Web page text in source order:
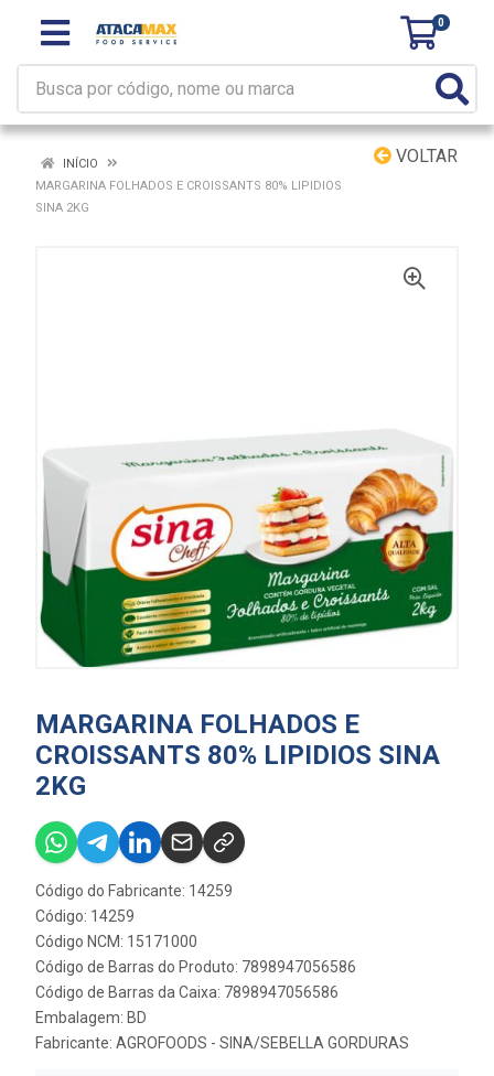
0
VOLTAR
INÍCIO
MARGARINA FOLHADOS E CROISSANTS 80% LIPIDIOS
SINA 2KG
MARGARINA FOLHADOS E
CROISSANTS 80% LIPIDIOS SINA
2KG
Código do Fabricante: 14259
Código: 14259
Código NCM: 15171000
Código de Barras do Produto: 7898947056586
Código de Barras da Caixa: 7898947056586
Embalagem: BD
Fabricante: AGROFOODS - SINA/SEBELLA GORDURAS